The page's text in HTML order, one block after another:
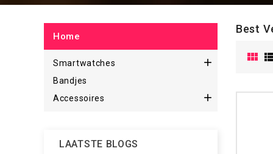
Home
Smartwatches 
Bandjes
Accessoires

LAATSTE BLOGS
Best
